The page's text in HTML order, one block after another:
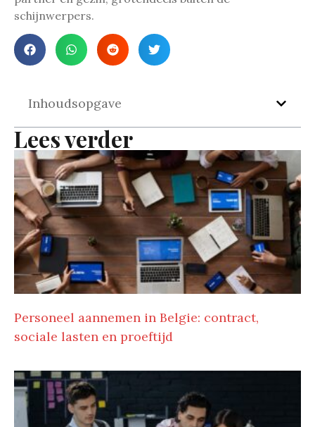
schijnwerpers.
Inhoudsopgave
Lees verder
Personeel aannemen in Belgie: contract,
sociale lasten en proeftijd